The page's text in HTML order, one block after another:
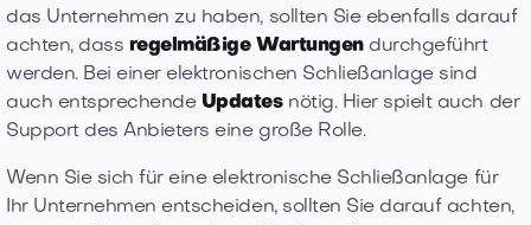
das Unternehmen zu haben, sollten Sie ebenfalls darauf
achten, dass regelmäßige Wartungendurchgeführt
werden. Bei einer elektronischen Schließanlage sind
auch entsprechende Updatesnötig. Hier spielt auch der
Support des Anbieters eine große Rolle.
Wenn Sie sich für eine elektronische Schließanlage für
Ihr Unternehmen entscheiden, sollten Sie darauf achten,